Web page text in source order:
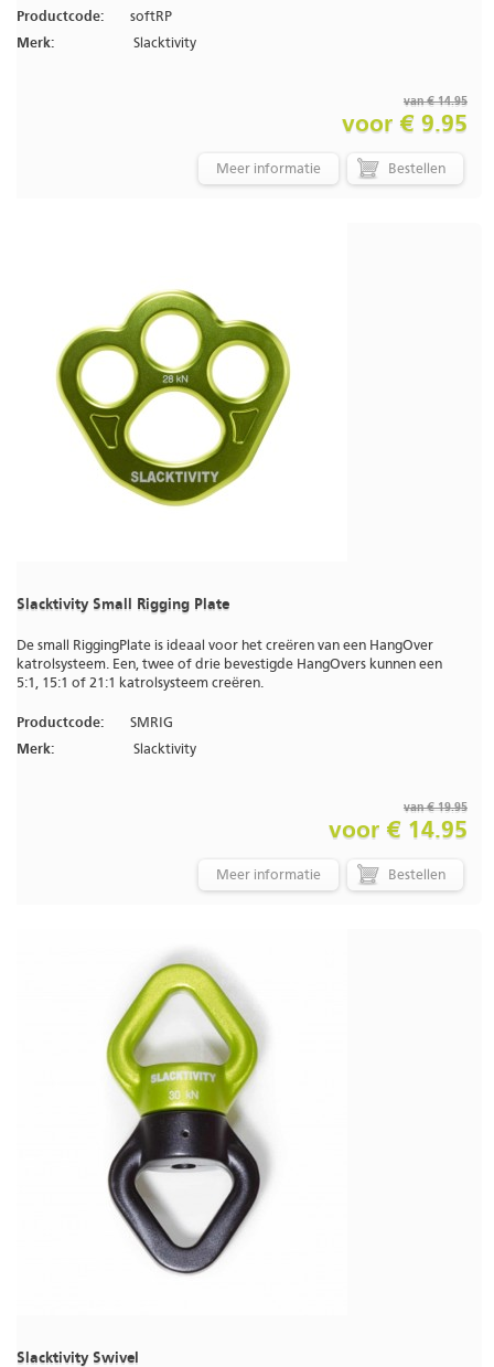
Productcode:
softRP
Merk:
Slacktivity
van € 14.95
voor € 9.95
Meer informatie
Slacktivity Small Rigging Plate
De small RiggingPlate is ideaal voor het creëren van een HangOver
katrolsysteem. Een, twee of drie bevestigde HangOvers kunnen een
5:1, 15:1 of 21:1 katrolsysteem creëren.
Productcode:
SMRIG
Merk:
Slacktivity
van € 19.95
voor € 14.95
Meer informatie
Slacktivity Swivel